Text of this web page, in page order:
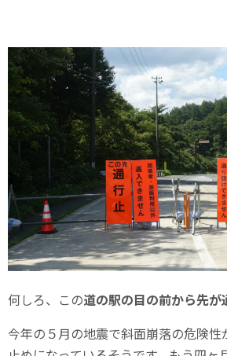
何しろ、この道の駅の目の前から先が
今年の５月の地震で斜面崩落の危険